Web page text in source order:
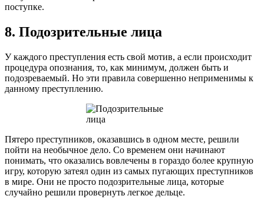
поступке.
8. Подозрительные лица
У каждого преступления есть свой мотив, а если происходит
процедура опознания, то, как минимум, должен быть и
подозреваемый. Но эти правила совершенно неприменимы к
данному преступлению.
Пятеро преступников, оказавшись в одном месте, решили
пойти на необычное дело. Со временем они начинают
понимать, что оказались вовлечены в гораздо более крупную
игру, которую затеял один из самых пугающих преступников
в мире. Они не просто подозрительные лица, которые
случайно решили провернуть легкое дельце.